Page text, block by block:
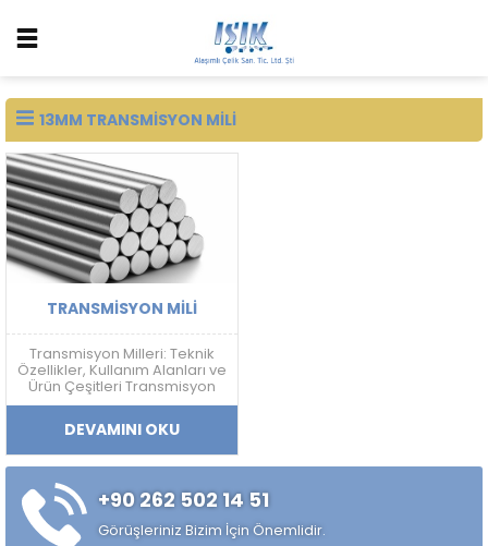
13MM TRANSMISYON MILI
TRANSMISYON MILI
Transmisyon Milleri: Teknik
Özellikler, Kullanım Alanları ve
Ürün Çeşitleri Transmisyon
Mili Nedir? Transmisyon mili;
mekanik güç aktarımı,
doğrusal hareket sistemleri
ve makine ekipmanlarında
kullanılan, yüksek ölçü
hassasiyetine sahip soğuk
çekilmiş çelik mil ürünüdür.
Standart sıcak haddelenmiş
çeliklere kıyasla daha
DEVAMINI OKU
+90 262 502 14 51
Görüşleriniz Bizim İçin Önemlidir.